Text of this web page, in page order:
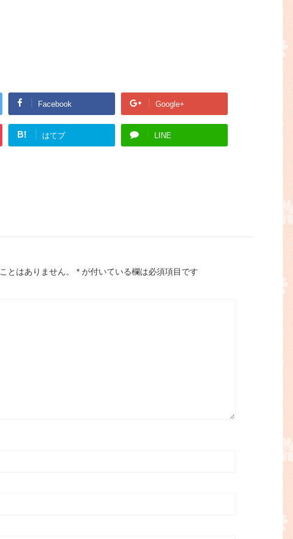
Facebook Google+
B! はてブ LINE
とはありません。 * が付いている欄は必須項目です